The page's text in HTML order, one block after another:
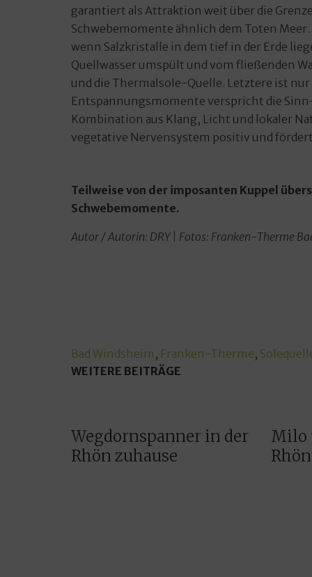
garantiert als Attraktion weit über die
Schwebemomente ähnlich dem Toten
wenn Salzkristalle in dem tief in der Erde
Quellwasser umspült und vom fließenden
und die Thermalsole-Quelle. Letztere ist
Entspannungsmomente verspricht die
Kombination aus Klang, Licht und lokaler
vegetative Nervensystem positiv und
Teilweise von der imposanten Kuppel
Schwebemomente.
Autor / Autorin: DRY | Fotos: Franken-Therme
Bad Windsheim , Franken-Therme,
WEITERE BEITRÄGE
Wegdornspanner in der
Rhön zuhause
Milo
Rhön